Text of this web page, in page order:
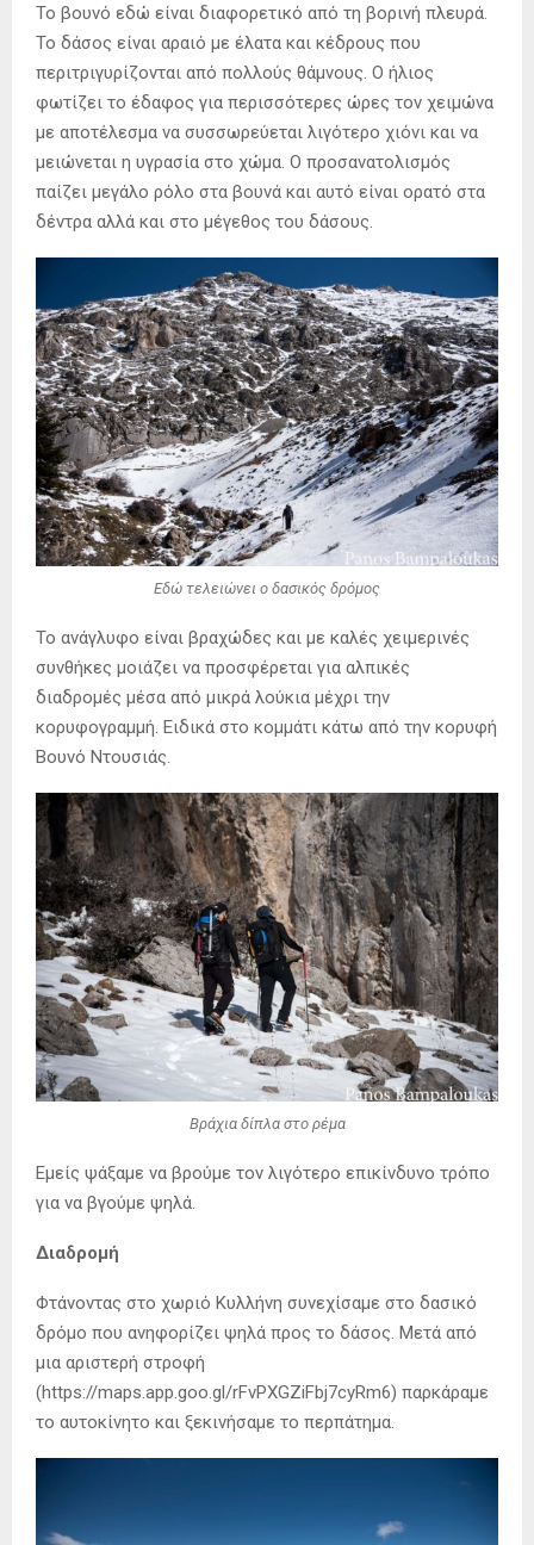
Το βουνό εδώ είναι διαφορετικό από τη βορινή πλευρά.
Το δάσος είναι αραιό με έλατα και κέδρους που
περιτριγυρίζονται από πολλούς θάμνους. Ο ήλιος
φωτίζει το έδαφος για περισσότερες ώρες τον χειμώνα
με αποτέλεσμα να συσσωρεύεται λιγότερο χιόνι και να
μειώνεται η υγρασία στο χώμα. Ο προσανατολισμός
παίζει μεγάλο ρόλο στα βουνά και αυτό είναι ορατό στα
δέντρα αλλά και στο μέγεθος του δάσους.
Εδώ τελειώνει ο δασικός δρόμος
Το ανάγλυφο είναι βραχώδες και με καλές χειμερινές
συνθήκες μοιάζει να προσφέρεται για αλπικές
διαδρομές μέσα από μικρά λούκια μέχρι την
κορυφογραμμή. Ειδικά στο κομμάτι κάτω από την κορυφή
Βουνό Ντουσιάς.
Βράχια δίπλα στο ρέμα
Εμείς ψάξαμε να βρούμε τον λιγότερο επικίνδυνο τρόπο
για να βγούμε ψηλά.
Διαδρομή
Φτάνοντας στο χωριό Κυλλήνη συνεχίσαμε στο δασικό
δρόμο που ανηφορίζει ψηλά προς το δάσος. Μετά από
μια αριστερή στροφή
(https://maps.app.goo.gl/rFvPXGZiFbj7cyRm6) παρκάραμε
το αυτοκίνητο και ξεκινήσαμε το περπάτημα.